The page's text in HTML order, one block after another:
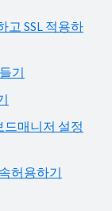
고 SSL 적용하
기
드매니저 설정
허용하기